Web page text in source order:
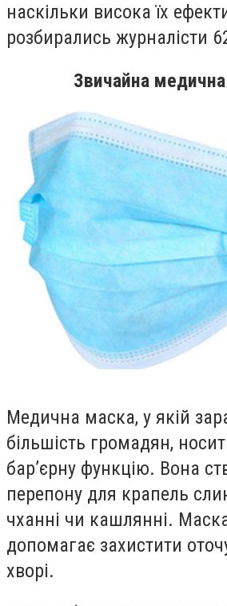
наскільки висока їх
розбирались журналісти
Звичайна
Медична маска, у якій
більшість громадян,
бар’єрну функцію. Вона
перепону для крапель
чханні чи кашлянні.
допомагає захистити
хворі.